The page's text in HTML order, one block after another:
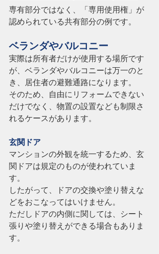
専有部分ではなく、「専用使用権」が
認められている共有部分の例です。
ベランダやバルコニー
実際は所有者だけが使用する場所です
が、ベランダやバルコニーは万一のと
き、居住者の避難通路になります。
そのため、自由にリフォームできない
だけでなく、物置の設置なども制限さ
れるケースがあります。
玄関ドア
マンションの外観を統一するため、玄
関ドアは規定のものが使われていま
す。
したがって、ドアの交換や塗り替えな
どをおこなってはいけません。
ただしドアの内側に関しては、シート
張りや塗り替えができる場合もありま
す。